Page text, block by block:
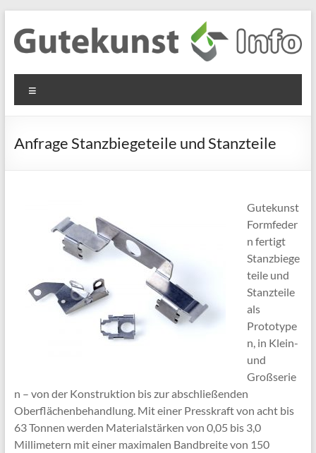
Inhalt
springen
Gutekunst
Formfedern
GmbH
Informationen
Flachmaterial
Anfrage Stanzbiegeteile und Stanzteile
Gutekunst
Formfeder
n fertigt
Stanzbiege
teile und
Stanzteile
als
Prototype
n, in Klein-
und
Großserie
n – von der Konstruktion bis zur abschließenden
Oberflächenbehandlung. Mit einer Presskraft von acht bis
63 Tonnen werden Materialstärken von 0,05 bis 3,0
Millimetern mit einer maximalen Bandbreite von 150